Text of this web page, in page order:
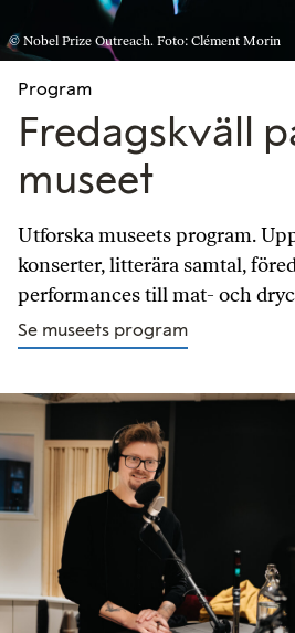
© Nobel Prize Outreach. Foto: Clément Morin
Program
Fredagskväll
museet
Utforska museets program.
konserter, litterära samtal,
performances till mat- och
Se museets program